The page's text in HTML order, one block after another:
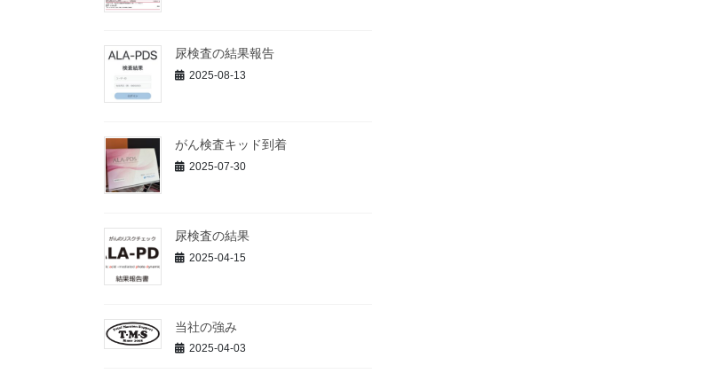
尿検査の結果報告
2025-08-13
がん検査キッド到着
2025-07-30
尿検査の結果
2025-04-15
当社の強み
2025-04-03